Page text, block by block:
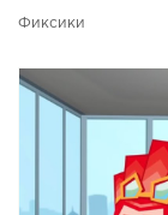
Фиксики